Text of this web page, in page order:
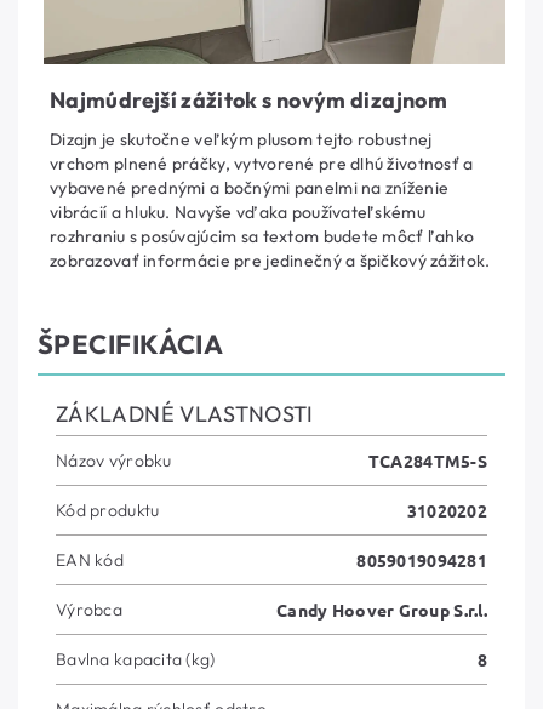
Najmúdrejší zážitok s novým dizajnom
Dizajn je skutočne veľkým plusom tejto robustnej
vrchom plnené práčky, vytvorené pre dlhú životnosť a
vybavené prednými a bočnými panelmi na zníženie
vibrácií a hluku. Navyše vďaka používateľskému
rozhraniu s posúvajúcim sa textom budete môcť ľahko
zobrazovať informácie pre jedinečný a špičkový zážitok.
ŠPECIFIKÁCIA
ZÁKLADNÉ VLASTNOSTI
Názov výrobku TCA284TM5-S
Kód produktu 31020202
EAN kód 8059019094281
Výrobca Candy Hoover Group S.r.l.
Bavlna kapacita (kg) 8